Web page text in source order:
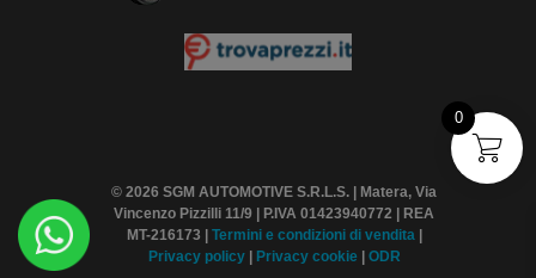
© 2026 SGM AUTOMOTIVE S.R.L.S. | Matera, Via
Vincenzo Pizzilli 11/9 | P.IVA 01423940772 | REA
MT-216173 |
Termini e condizioni di vendita
Privacy policy
Privacy cookie ODR
0